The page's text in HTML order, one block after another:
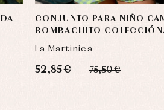
CONJUNTO PARA NIÑO
BOMBACHITO COLECCIÓN
La Martinica
52,85 € 75,50 €